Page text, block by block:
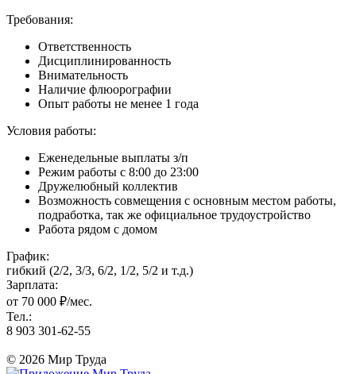
Требования:
Ответственность
Дисциплинированность
Внимательность
Наличие флюорографии
Опыт работы не менее 1 года
Условия работы:
Еженедельные выплаты з/п
Режим работы с 8:00 до 23:00
Дружелюбный коллектив
Возможность совмещения с основным местом работы,
подработка, так же официальное трудоустройство
Работа рядом с домом
График:
гибкий (2/2, 3/3, 6/2, 1/2, 5/2 и т.д.)
Зарплата:
от 70 000 ₽/мес.
Тел.:
8 903 301-62-55
© 2026 Мир Труда